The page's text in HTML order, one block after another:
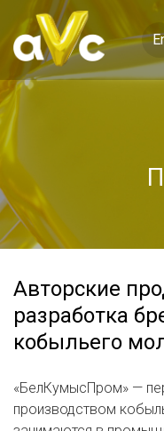
Авторские
разработка
кобыльего
«БелКумысПром» —
производством